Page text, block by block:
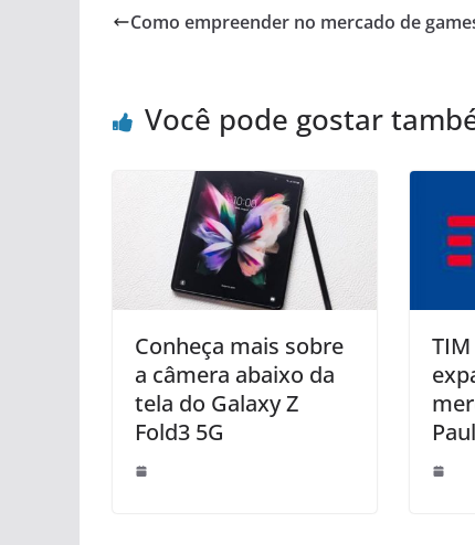
Como empreender no mercado de
Você pode gostar
Conheça mais sobre
a câmera abaixo da
tela do Galaxy Z
Fold3 5G